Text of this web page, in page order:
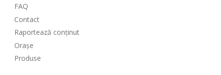
FAQ
Contact
Raportează conținut
Oraşe
Produse